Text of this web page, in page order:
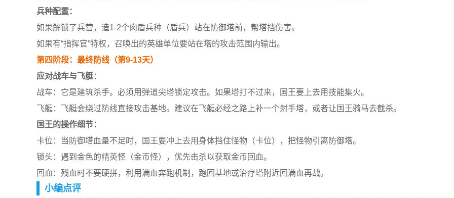
兵种配置：
如果解锁了兵营，造1-2个肉盾兵种（盾兵）站在防御塔前，帮塔挡伤害。
如果有“指挥官”特权，召唤出的英雄单位要站在塔的攻击范围内输出。
第四阶段：最终防线（第9-13天）
应对战车与飞艇：
战车：它是建筑杀手。必须用弹道尖塔锁定攻击。如果塔打不过来，国王要上去用技能集火。
飞艇：飞艇会绕过防线直接攻击基地。建议在飞艇必经之路上补一个射手塔，或者让国王骑马去截杀。
国王的操作细节：
卡位：当防御塔血量不足时，国王要冲上去用身体挡住怪物（卡位），把怪物引离防御塔。
锁头：遇到金色的精英怪（金币怪），优先击杀以获取金币回血。
回血：残血时不要硬拼，利用满血奔跑机制，跑回基地或治疗塔附近回满血再战。
小编点评